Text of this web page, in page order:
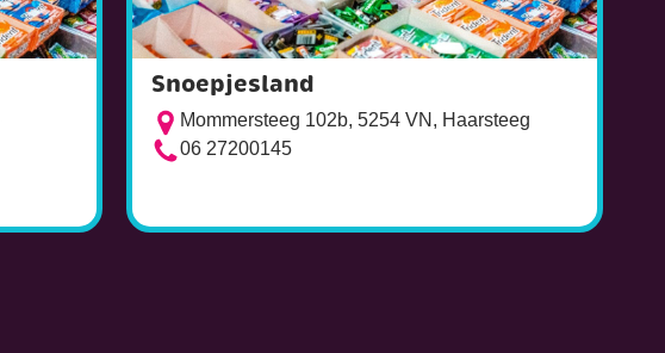
Snoepjesland
Mommersteeg 102b, 5254 VN, Haarsteeg
06 27200145